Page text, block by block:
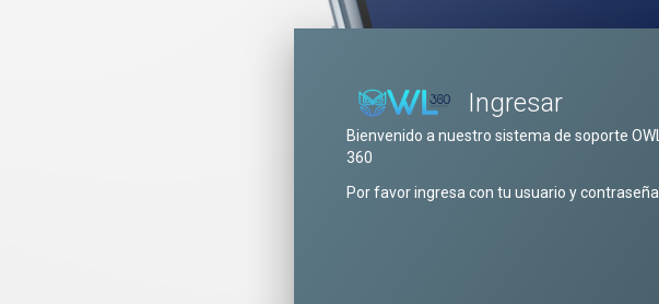
Ingresar
Bienvenido a nuestro sistema de soporte OWL
360
Por favor ingresa con tu usuario y contraseña.